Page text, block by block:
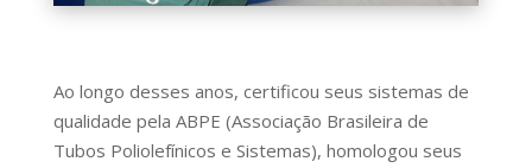
Ao longo desses anos, certificou seus sistemas de
qualidade pela ABPE (Associação Brasileira de
Tubos Poliolefínicos e Sistemas), homologou seus